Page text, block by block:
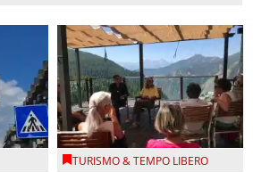
TURISMO & TEMPO LIBERO